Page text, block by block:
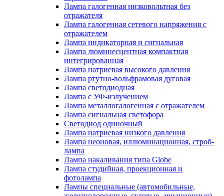
Лампа галогенная низковольтная без
отражателя
Лампа галогенная сетевого напряжения с
отражателем
Лампа индикаторная и сигнальная
Лампа люминесцентная компактная
интегрированная
Лампа натриевая высокого давления
Лампа ртутно-вольфрамовая дуговая
Лампа светодиодная
Лампа с УФ-излучением
Лампа металлогалогенная с отражателем
Лампа сигнальная светофора
Светодиод одиночный
Лампа натриевая низкого давления
Лампа неоновая, иллюминационная, строб-
лампа
Лампа накаливания типа Globe
Лампа студийная, проекционная и
фотолампа
Лампы специальные (автомобильные,